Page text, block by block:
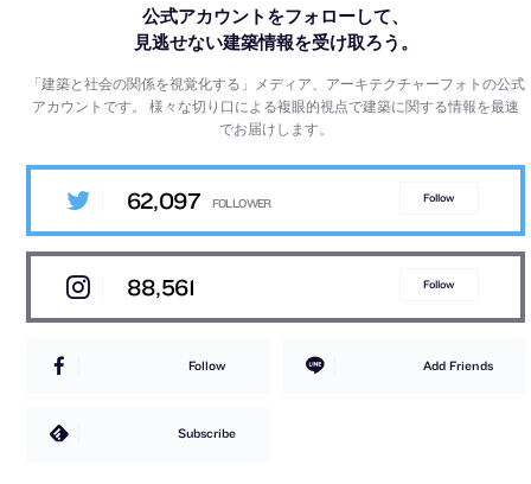
公式アカウントをフォローして、
見逃せない建築情報を受け取ろう。
「建築と社会の関係を視覚化する」メディア、アーキテクチャーフォトの公式
アカウントです。様々な切り口による複眼的視点で建築に関する情報を最速
でお届けします。
62,097 Follow
88,561 Follow
Follow Add Friends
Subscribe